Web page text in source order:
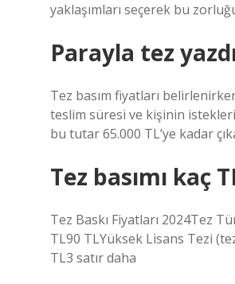
yaklaşımları seçerek bu
Parayla tez
Tez basım fiyatları
teslim süresi ve kişinin
bu tutar 65.000 TL’ye kadar
Tez basımı kaç
Tez Baskı Fiyatları 2024Tez
TL90 TLYüksek Lisans Tezi
TL3 satır daha